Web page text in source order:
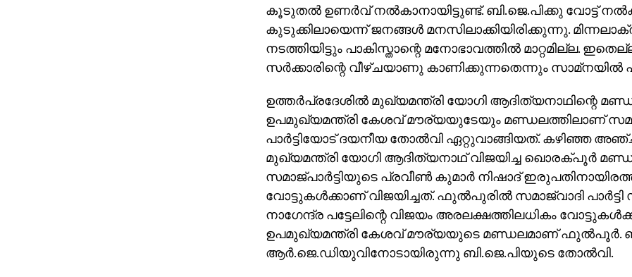
കൂടുതല്‍ ഉണര്‍വ് നല്‍കാനായിട്ടുണ്ട്. ബി.ജെ.പിക്കു വോട്ട്
കുടുക്കിലായെന്ന് ജനങ്ങള്‍ മനസിലാക്കിയിരിക്കുന്നു.
നടത്തിയിട്ടും പാകിസ്താന്റെ മനോഭാവത്തില്‍ മാറ്റമില്ല.
സര്‍ക്കാരിന്റെ വീഴ്ചയാണു കാണിക്കുന്നതെന്നും
ഉത്തര്‍പ്രദേശില്‍ മുഖ്യമന്ത്രി യോഗി ആദിത്യനാഥിന്റെ
ഉപമുഖ്യമന്ത്രി കേശവ് മൗര്യയുടേയും മണ്ഡലത്തിലാണ്
പാര്‍ട്ടിയോട് ദയനീയ തോല്‍വി ഏറ്റുവാങ്ങിയത്. കഴിഞ്ഞ
മുഖ്യമന്ത്രി യോഗി ആദിത്യനാഥ് വിജയിച്ച ഖൊരക്പൂര്‍
സമാജ്പാര്‍ട്ടിയുടെ പ്രവീണ്‍ കുമാര്‍ നിഷാദ്
വോട്ടുകള്‍ക്കാണ് വിജയിച്ചത്. ഫുല്‍പുരില്‍ സമാജ്‌വാദി പാര്‍ട്ടി
നാഗേന്ദ്ര പട്ടേലിന്റെ വിജയം അരലക്ഷത്തിലധികം
ഉപമുഖ്യമന്ത്രി കേശവ് മൗര്യയുടെ മണ്ഡലമാണ് ഫുല്‍പൂര്‍.
ആര്‍.ജെ.ഡിയുവിനോടായിരുന്നു ബി.ജെ.പിയുടെ തോല്‍വി.